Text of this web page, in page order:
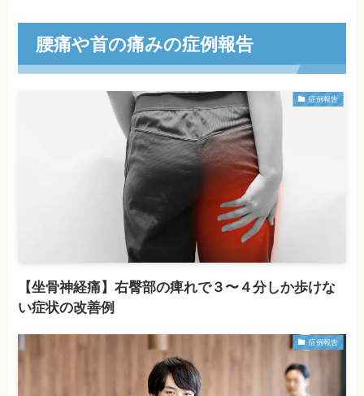
腰痛や首の痛みの症例報告
症例報告
【坐骨神経痛】右臀部の痺れで３〜４分しか歩けな
い症状の改善例
症例報告